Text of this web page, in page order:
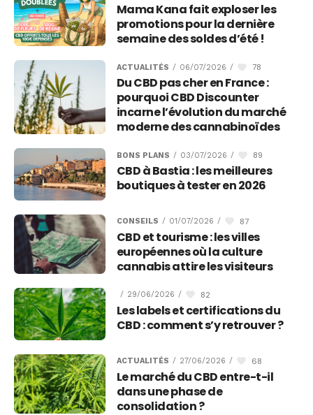
Mama Kana fait exploser les
promotions pour la dernière
semaine des soldes d’été !
ACTUALITÉS / 06/07/2026 / 78
Du CBD pas cher en France :
pourquoi CBD Discounter
incarne l’évolution du marché
moderne des cannabinoïdes
BONS PLANS / 03/07/2026 / 89
CBD à Bastia : les meilleures
boutiques à tester en 2026
CONSEILS / 01/07/2026 / 87
CBD et tourisme : les villes
européennes où la culture
cannabis attire les visiteurs
/ 29/06/2026 / 82
Les labels et certifications du
CBD : comment s’y retrouver ?
ACTUALITÉS / 27/06/2026 / 68
Le marché du CBD entre-t-il
dans une phase de
consolidation ?